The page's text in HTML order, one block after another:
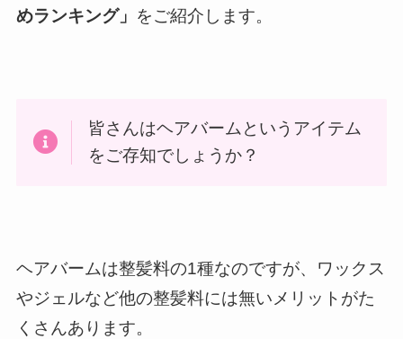
めランキング」 をご紹介します。
皆さんはヘアバームというアイテム
をご存知でしょうか？
ヘアバームは整髪料の1種なのですが、ワックス
やジェルなど他の整髪料には無いメリットがた
くさんあります。